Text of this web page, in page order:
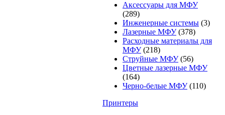
Аксессуары для МФУ
(289)
Инженерные системы (3)
Лазерные МФУ(378)
Расходные материалы для
МФУ(218)
Струйные МФУ(56)
Цветные лазерные МФУ
(164)
Черно-белые МФУ(110)
Принтеры